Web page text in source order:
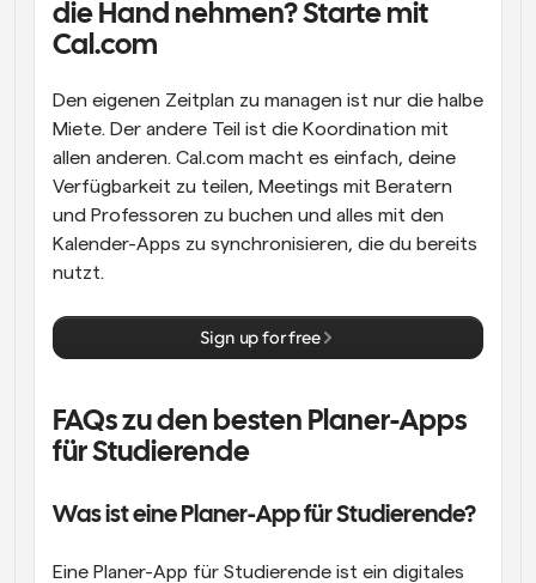
die Hand nehmen? Starte mit
Cal.com
Den eigenen Zeitplan zu managen ist nur die halbe
Miete. Der andere Teil ist die Koordination mit
allen anderen. Cal.com macht es einfach, deine
Verfügbarkeit zu teilen, Meetings mit Beratern
und Professoren zu buchen und alles mit den
Kalender-Apps zu synchronisieren, die du bereits
nutzt.
Sign up for free
FAQs zu den besten Planer-Apps
für Studierende
Was ist eine Planer-App für Studierende?
Eine Planer-App für Studierende ist ein digitales